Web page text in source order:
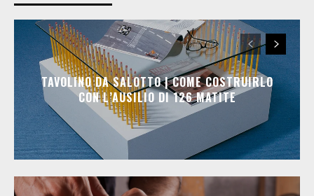
TAVOLINO DA SALOTTO | COME COSTRUIRLO
CON L’AUSILIO DI 126 MATITE